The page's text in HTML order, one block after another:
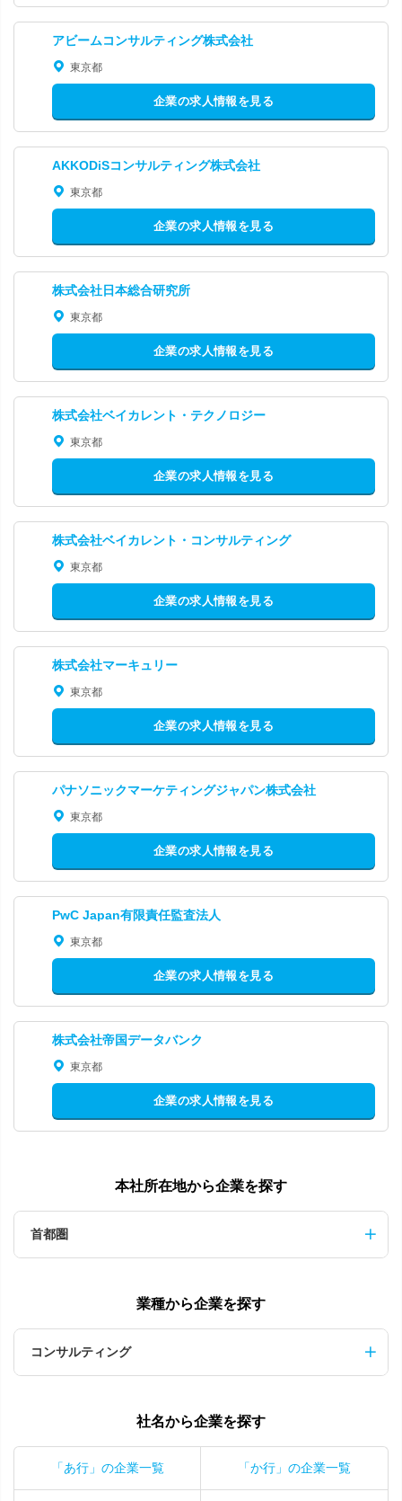
アビームコンサルティング株式会社
東京都
企業の求人情報を見る
AKKODiSコンサルティング株式会社
東京都
企業の求人情報を見る
株式会社日本総合研究所
東京都
企業の求人情報を見る
株式会社ベイカレント・テクノロジー
東京都
企業の求人情報を見る
株式会社ベイカレント・コンサルティング
東京都
企業の求人情報を見る
株式会社マーキュリー
東京都
企業の求人情報を見る
パナソニックマーケティングジャパン株式会社
東京都
企業の求人情報を見る
PwC Japan有限責任監査法人
東京都
企業の求人情報を見る
株式会社帝国データバンク
東京都
企業の求人情報を見る
本社所在地から企業を探す
首都圏
業種から企業を探す
コンサルティング
社名から企業を探す
「あ行」の企業一覧 「か行」の企業一覧